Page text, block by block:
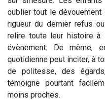
oublier tout le
rigueur du dernier refus
relire toute leur histoire à
évènement. De même,
quotidienne peut inciter, à
de politesse, des
témoigne pourtant
moins proches.